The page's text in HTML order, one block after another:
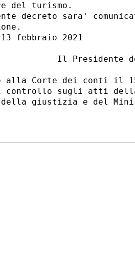
del turismo.
decreto sara'
febbraio 2021
Il Presidente
alla Corte dei conti il
sugli atti
della giustizia e del